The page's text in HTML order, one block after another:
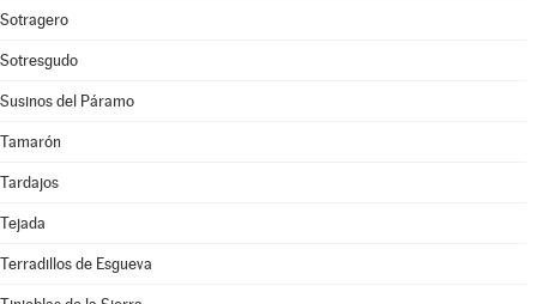
Sotragero
Sotresgudo
Susinos del Páramo
Tamarón
Tardajos
Tejada
Terradillos de Esgueva